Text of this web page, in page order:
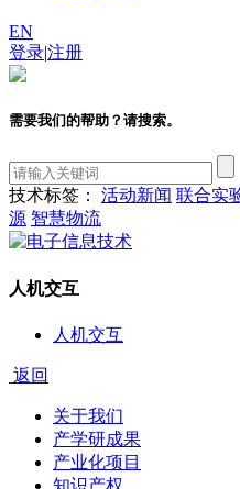
EN
登录|注册
需要我们的帮助？请搜索。
技术标签： 活动新闻 联合实
源 智慧物流
人机交互
人机交互
返回
关于我们
产学研成果
产业化项目
知识产权